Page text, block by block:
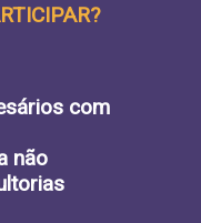
com
não